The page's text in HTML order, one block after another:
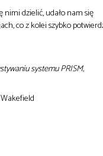
nimi dzielić, udało nam się
co z kolei szybko
systemu PRISM,